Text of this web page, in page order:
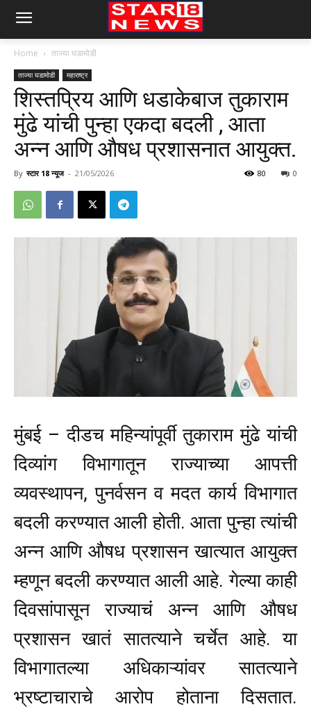
Home ताज्या घडामोडी
ताज्या घडामोडी महाराष्ट्र
शिस्तप्रिय आणि धडाकेबाज तुकाराम
मुंढे यांची पुन्हा एकदा बदली , आता
अन्न आणि औषध प्रशासनात आयुक्त.
By स्टार 18 न्यूज - 21/05/2026 0
80
मुंबई –दीडच महिन्यांपूर्वी तुकाराम मुंढे यांची
दिव्यांग विभागातून राज्याच्या आपत्ती
व्यवस्थापन, पुनर्वसन व मदत कार्य विभागात
बदली करण्यात आली होती. आता पुन्हा त्यांची
अन्न आणि औषध प्रशासन खात्यात आयुक्त
म्हणून बदली करण्यात आली आहे.गेल्या काही
दिवसांपासून राज्याचं अन्न आणि औषध
प्रशासन खातं सातत्याने चर्चेत आहे. या
विभागातल्या अधिकाऱ्यांवर सातत्याने
भ्रष्टाचाराचे आरोप होताना दिसतात.